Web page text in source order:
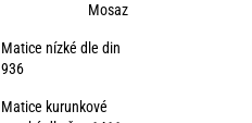
Mosaz
Matice nízké dle din
936
Matice kurunkové